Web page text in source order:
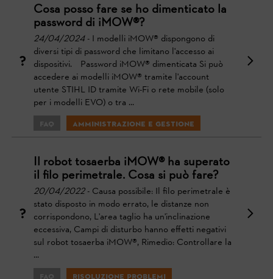
Cosa posso fare se ho dimenticato la
password di iMOW®?
24/04/2024- I modelli iMOW® dispongono di
diversi tipi di password che limitano l'accesso ai
dispositivi. Password iMOW® dimenticata Si può
accedere ai modelli iMOW® tramite l'account
utente STIHL ID tramite Wi-Fi o rete mobile (solo
per i modelli EVO) o tra ...
FAQ Amministrazione e gestione
Il robot tosaerba iMOW® ha superato
il filo perimetrale. Cosa si può fare?
20/04/2022- Causa possibile: Il filo perimetrale è
stato disposto in modo errato, le distanze non
corrispondono, L'area taglio ha un'inclinazione
eccessiva, Campi di disturbo hanno effetti negativi
sul robot tosaerba iMOW®, Rimedio: Controllare la
...
FAQ Risoluzione problemi